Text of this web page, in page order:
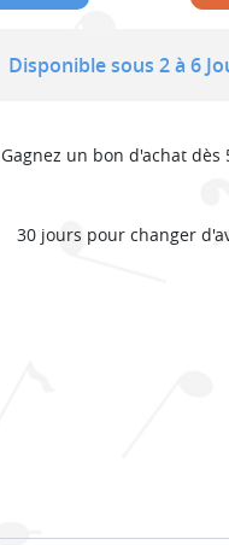
Disponible sous 2 à 6
Gagnez un bon d'achat dès
30 jours pour changer